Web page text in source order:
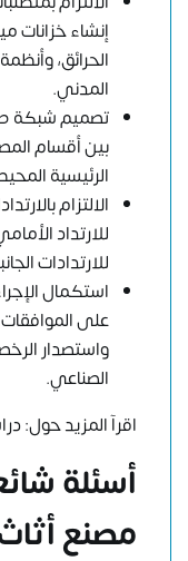
إنشاء خزانات
الحرائق،
المدني.
تصميم شبكة
بين أقسام
الرئيسية
للارتدادات
استكمال
على الموافقات
واستصدار
الصناعي.
اقرآ المزيد حول:
أسئلة
مصنع